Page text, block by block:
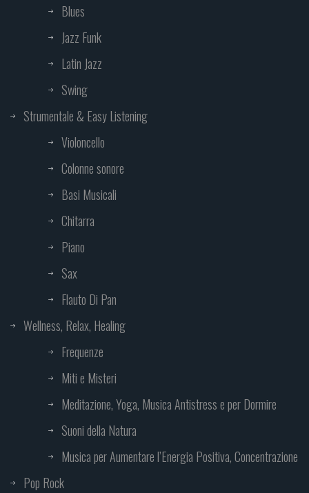
Blues
Jazz Funk
Latin Jazz
Swing
Strumentale & Easy Listening
Violoncello
Colonne sonore
Basi Musicali
Chitarra
Piano
Sax
Flauto Di Pan
Wellness, Relax, Healing
Frequenze
Miti e Misteri
Meditazione, Yoga, Musica Antistress e per Dormire
Suoni della Natura
Musica per Aumentare l’Energia Positiva, Concentrazione
Pop Rock